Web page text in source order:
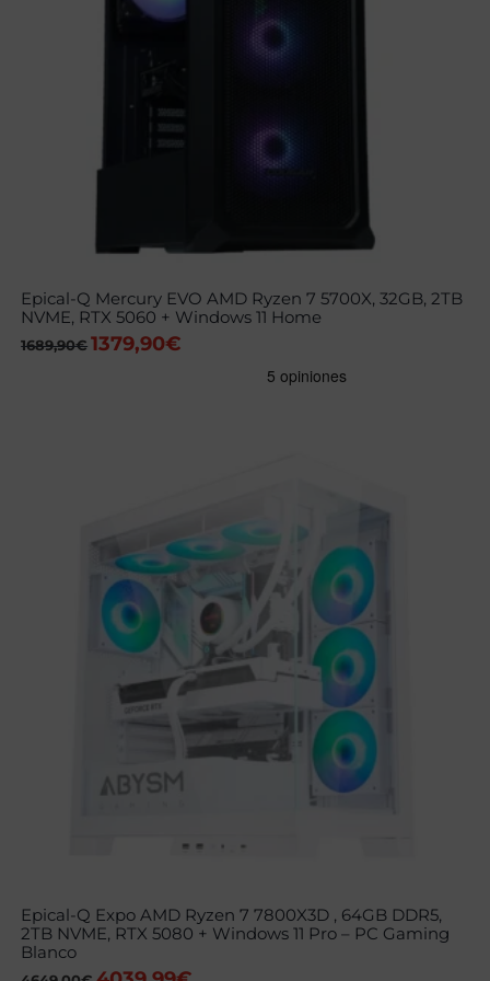
Epical-Q Mercury EVO AMD Ryzen 7 5700X, 32GB, 2TB
NVME, RTX 5060 + Windows 11 Home
1689,90€ El
1379,90€
Epical-Q Expo AMD Ryzen 7 7800X3D , 64GB DDR5,
2TB NVME, RTX 5080 + Windows 11 Pro – PC Gaming
Blanco
El